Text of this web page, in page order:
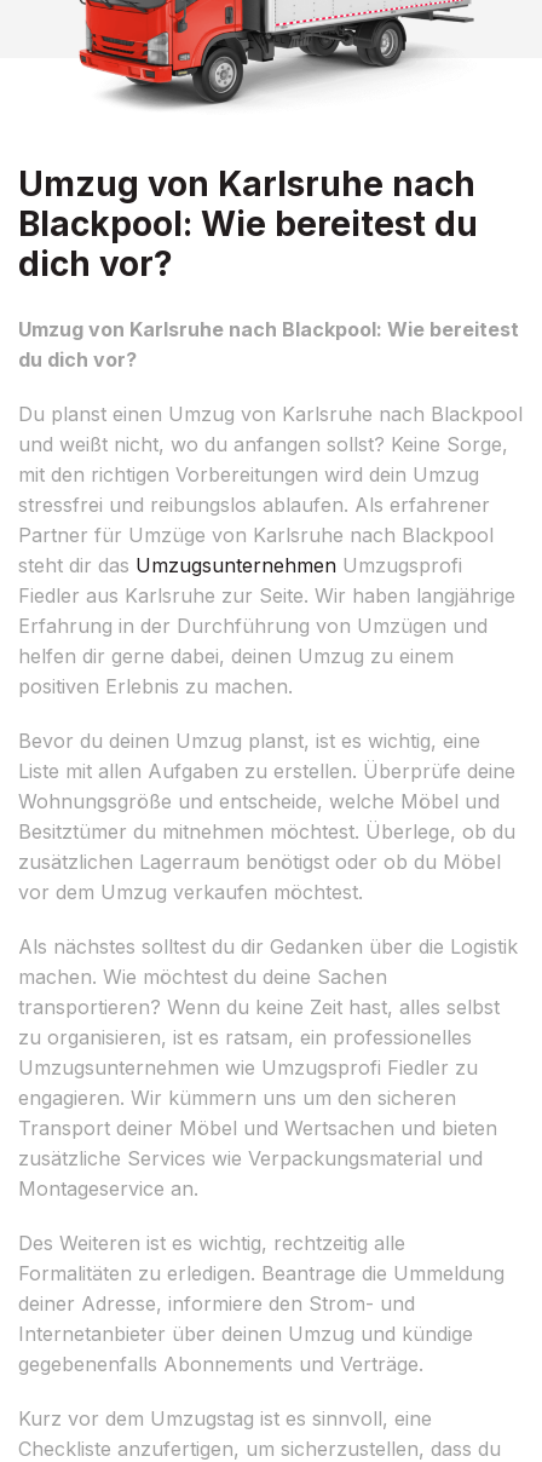
Umzug von Karlsruhe nach
Blackpool: Wie bereitest du
dich vor?
Umzug von Karlsruhe nach Blackpool: Wie bereitest
du dich vor?
Du planst einen Umzug von Karlsruhe nach Blackpool
und weißt nicht, wo du anfangen sollst? Keine Sorge,
mit den richtigen Vorbereitungen wird dein Umzug
stressfrei und reibungslos ablaufen. Als erfahrener
Partner für Umzüge von Karlsruhe nach Blackpool
steht dir das Umzugsunternehmen Umzugsprofi
Fiedler aus Karlsruhe zur Seite. Wir haben langjährige
Erfahrung in der Durchführung von Umzügen und
helfen dir gerne dabei, deinen Umzug zu einem
positiven Erlebnis zu machen.
Bevor du deinen Umzug planst, ist es wichtig, eine
Liste mit allen Aufgaben zu erstellen. Überprüfe deine
Wohnungsgröße und entscheide, welche Möbel und
Besitztümer du mitnehmen möchtest. Überlege, ob du
zusätzlichen Lagerraum benötigst oder ob du Möbel
vor dem Umzug verkaufen möchtest.
Als nächstes solltest du dir Gedanken über die Logistik
machen. Wie möchtest du deine Sachen
transportieren? Wenn du keine Zeit hast, alles selbst
zu organisieren, ist es ratsam, ein professionelles
Umzugsunternehmen wie Umzugsprofi Fiedler zu
engagieren. Wir kümmern uns um den sicheren
Transport deiner Möbel und Wertsachen und bieten
zusätzliche Services wie Verpackungsmaterial und
Montageservice an.
Des Weiteren ist es wichtig, rechtzeitig alle
Formalitäten zu erledigen. Beantrage die Ummeldung
deiner Adresse, informiere den Strom- und
Internetanbieter über deinen Umzug und kündige
gegebenenfalls Abonnements und Verträge.
Kurz vor dem Umzugstag ist es sinnvoll, eine
Checkliste anzufertigen, um sicherzustellen, dass du